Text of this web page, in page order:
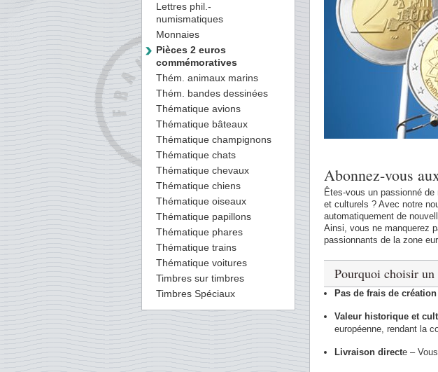
Lettres phil.-
numismatiques
Monnaies
Pièces 2 euros
commémoratives
Thém. animaux marins
Thém. bandes dessinées
Thématique avions
Thématique bâteaux
Thématique champignons
Thématique chats
Thématique chevaux
Thématique chiens
Thématique oiseaux
Thématique papillons
Thématique phares
Thématique trains
Thématique voitures
Timbres sur timbres
Timbres Spéciaux
Abonnez-vous
Êtes-vous un passionné
et culturels ? Avec notre
automatiquement de
Ainsi, vous ne manquerez
passionnants de la zone
Pourquoi choisir un
Pas de frais de création
Valeur historique et
européenne, rendant la
Livraison directe –